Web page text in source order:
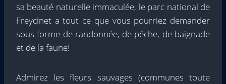
sa beauté naturelle immaculée, le parc national de
Freycinet a tout ce que vous pourriez demander
sous forme de randonnée, de pêche, de baignade
et de la faune!
Admirez les fleurs sauvages (communes toute